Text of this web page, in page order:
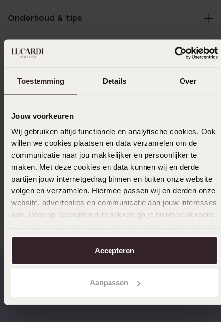
Toestemming Details Over
Jouw voorkeuren
Wij gebruiken altijd functionele en analytische cookies. Ook
willen we cookies plaatsen en data verzamelen om de
communicatie naar jou makkelijker en persoonlijker te
maken. Met deze cookies en data kunnen wij en derde
partijen jouw internetgedrag binnen en buiten onze website
volgen en verzamelen. Hiermee passen wij en derden onze
website, advertenties en communicatie aan jouw interesses
aan. Door op ‘accepteren’ te klikken ga je hiermee akkoord.
over in onscookiebeleid.
Accepteren
Aanpassen
Onderhoud & tips
Specificaties
Bezorging & retourneren
Selecteer maat & bestel
Ook leuk voor jou
Anderen kochten ook
Op werkdagen voor 17:00
14 dagen retourneren